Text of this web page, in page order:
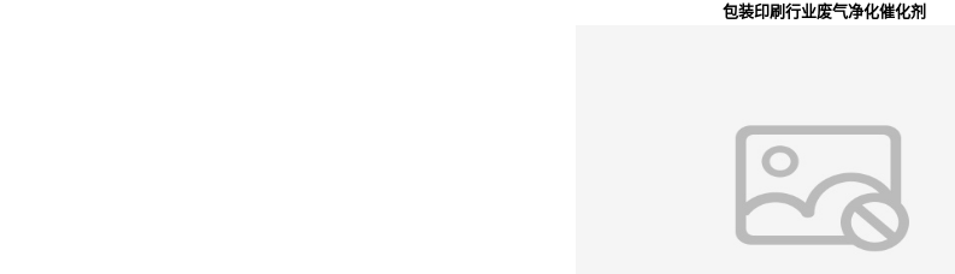
包装印刷行业废气净化催化剂